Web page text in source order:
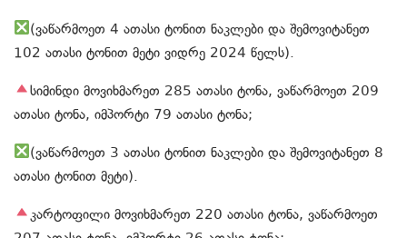
(ვაწარმოეთ 4 ათასი ტონით ნაკლები და შემოვიტანეთ
102 ათასი ტონით მეტი ვიდრე 2024 წელს).
სიმინდი მოვიხმარეთ 285 ათასი ტონა, ვაწარმოეთ 209
ათასი ტონა, იმპორტი 79 ათასი ტონა;
(ვაწარმოეთ 3 ათასი ტონით ნაკლები და შემოვიტანეთ 8
ათასი ტონით მეტი).
კარტოფილი მოვიხმარეთ 220 ათასი ტონა, ვაწარმოეთ